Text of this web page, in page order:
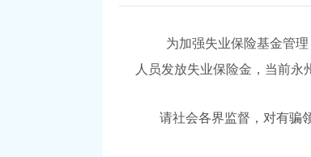
为加强失业保险基金管
人员发放失业保险金，当前永
请社会各界监督，对有骗